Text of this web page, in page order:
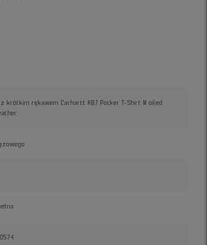
krótkim rękawem Carhartt K87 Pocker T-Shirt M oiled